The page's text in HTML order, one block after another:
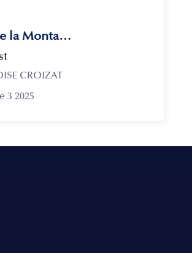
Les Coteaux de la Montagne
CROIZAT
3 2025